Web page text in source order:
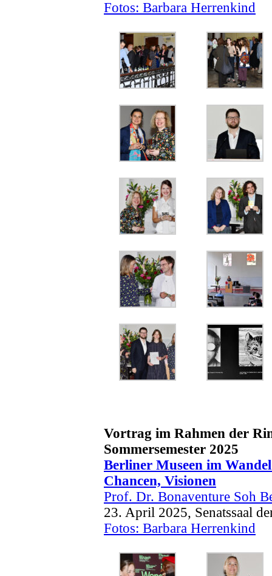
Fotos: Barbara Herrenkind
Vortrag im Rahmen der
Sommersemester 2025
Berliner Museen im
Chancen, Visionen
Prof. Dr. Bonaventure Soh
23. April 2025, Senatssaal
Fotos: Barbara Herrenkind